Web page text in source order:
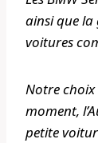
ainsi que la
voitures
Notre choix
moment,
petite